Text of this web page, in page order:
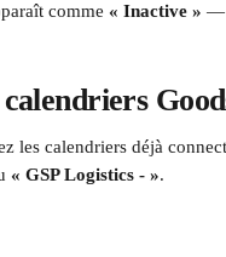
comme « Inactive » —
les calendriers déjà
« GSP Logistics - ».